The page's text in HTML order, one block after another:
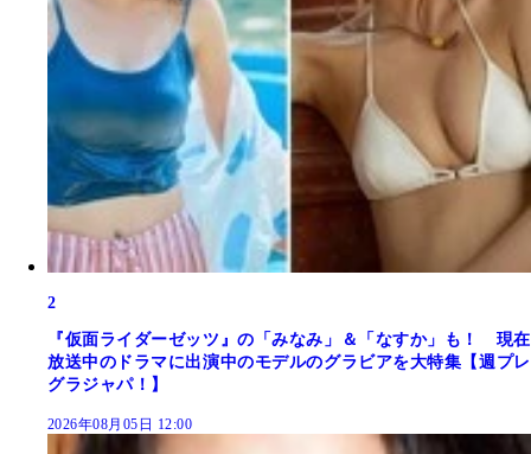
2
『仮面ライダーゼッツ』の「みなみ」＆「なすか」も！ 現在
放送中のドラマに出演中のモデルのグラビアを大特集【週プレ
グラジャパ！】
2026年08月05日 12:00